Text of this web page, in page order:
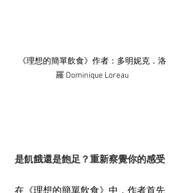
《理想的簡單飲食》作者：多明妮克．洛
羅 Dominique Loreau
是飢餓還是飽足？重新察覺你的感受